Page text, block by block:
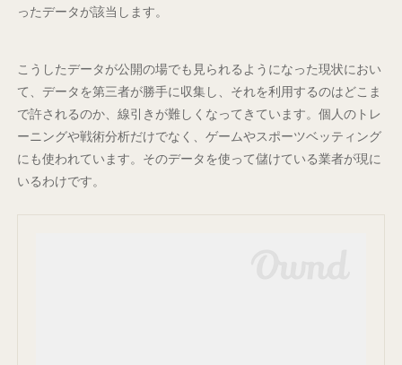
ったデータが該当します。
こうしたデータが公開の場でも見られるようになった現状におい
て、データを第三者が勝手に収集し、それを利用するのはどこま
で許されるのか、線引きが難しくなってきています。個人のトレ
ーニングや戦術分析だけでなく、ゲームやスポーツベッティング
にも使われています。そのデータを使って儲けている業者が現に
いるわけです。